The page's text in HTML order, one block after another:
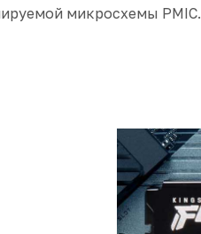
микросхемы PMIC.